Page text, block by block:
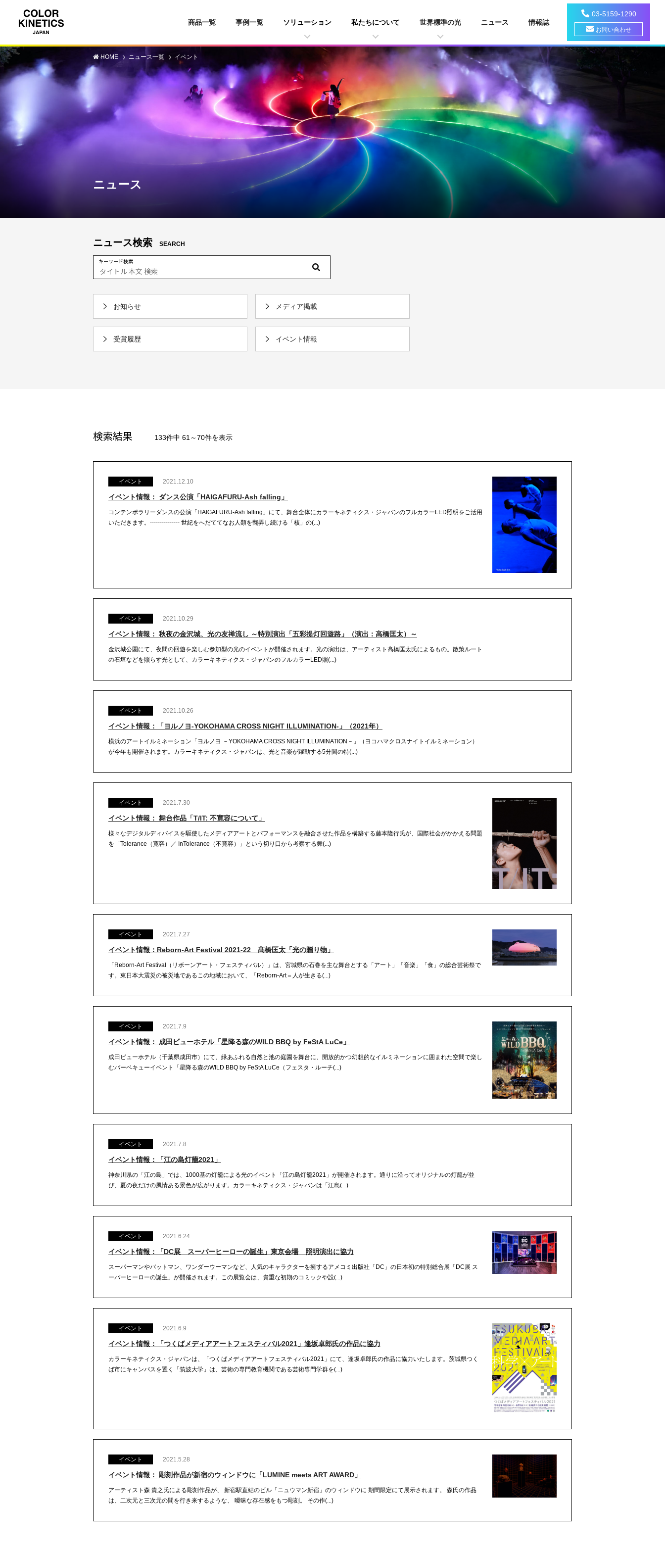
商品一覧 事例一覧 ソリューション 私たちについて 世界標準の光 ニュース 情報誌
03-5159-1290
お問い合わせ
HOME ニュース一覧 イベント
ニュース
ニュース検索 SEARCH
キーワード検索
お知らせ メディア掲載
受賞履歴 イベント情報
検索結果 133件中 61～70件を表示
イベント 2021.12.10
イベント情報： ダンス公演「HAIGAFURU-Ash falling」
コンテンポラリーダンスの公演「HAIGAFURU-Ash falling」にて、舞台全体にカラーキネティクス・ジャパンのフルカラーLED照明をご活用
いただきます。--------------- 世紀をへだててなお人類を翻弄し続ける「核」の(...)
イベント 2021.10.29
イベント情報： 秋夜の金沢城、光の友禅流し ～特別演出「五彩提灯回遊路」（演出：高橋匡太）～
金沢城公園にて、夜間の回遊を楽しむ参加型の光のイベントが開催されます。光の演出は、アーティスト髙橋匡太氏によるもの。散策ルート
の石垣などを照らす光として、カラーキネティクス・ジャパンのフルカラーLED照(...)
イベント 2021.10.26
イベント情報：「ヨルノヨ-YOKOHAMA CROSS NIGHT ILLUMINATION-」（2021年）
横浜のアートイルミネーション「ヨルノヨ －YOKOHAMA CROSS NIGHT ILLUMINATION－」（ヨコハマクロスナイトイルミネーション）
が今年も開催されます。カラーキネティクス・ジャパンは、光と音楽が躍動する5分間の特(...)
イベント 2021.7.30
イベント情報： 舞台作品「T/IT: 不寛容について」
様々なデジタルディバイスを駆使したメディアアートとパフォーマンスを融合させた作品を構築する藤本隆行氏が、国際社会がかかえる問題
を「Tolerance（寛容）／ InTolerance（不寛容）」という切り口から考察する舞(...)
イベント 2021.7.27
イベント情報：Reborn-Art Festival 2021-22 髙橋匡太「光の贈り物」
「Reborn-Art Festival（リボーンアート・フェスティバル）」は、宮城県の石巻を主な舞台とする「アート」「音楽」「食」の総合芸術祭で
す。東日本大震災の被災地であるこの地域において、「Reborn-Art＝人が生きる(...)
イベント 2021.7.9
イベント情報： 成田ビューホテル「星降る森のWILD BBQ by FeStA LuCe」
成田ビューホテル（千葉県成田市）にて、緑あふれる自然と池の庭園を舞台に、開放的かつ幻想的なイルミネーションに囲まれた空間で楽し
むバーベキューイベント「星降る森のWILD BBQ by FeStA LuCe（フェスタ・ルーチ(...)
イベント 2021.7.8
イベント情報：「江の島灯籠2021」
神奈川県の「江の島」では、1000基の灯籠による光のイベント「江の島灯籠2021」が開催されます。通りに沿ってオリジナルの灯籠が並
び、夏の夜だけの風情ある景色が広がります。カラーキネティクス・ジャパンは「江島(...)
イベント 2021.6.24
イベント情報：「DC展 スーパーヒーローの誕生」東京会場 照明演出に協力
スーパーマンやバットマン、ワンダーウーマンなど、人気のキャラクターを擁するアメコミ出版社「DC」の日本初の特別総合展「DC展 ス
ーパーヒーローの誕生」が開催されます。この展覧会は、貴重な初期のコミックや設(...)
イベント 2021.6.9
イベント情報：「つくばメディアアートフェスティバル2021」逢坂卓郎氏の作品に協力
カラーキネティクス・ジャパンは、「つくばメディアアートフェスティバル2021」にて、逢坂卓郎氏の作品に協力いたします。茨城県つく
ば市にキャンパスを置く「筑波大学」は、芸術の専門教育機関である芸術専門学群を(...)
イベント 2021.5.28
イベント情報： 彫刻作品が新宿のウィンドウに「LUMINE meets ART AWARD」
アーティスト森 貴之氏による彫刻作品が、 新宿駅直結のビル「ニュウマン新宿」のウィンドウに 期間限定にて展示されます。 森氏の作品
は、二次元と三次元の間を行き来するような、 曖昧な存在感をもつ彫刻。 その作(...)